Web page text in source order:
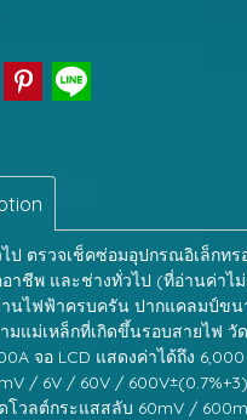
ป ตรวจเช็คซ่อมอุปกรณอิเล็กทร
าชีพ และช่างทั่วไป (ที่อ่านค่าไ
นไฟฟ้าครบครัน ปากแคลมป์ขน
แม่เหล็กที่เกิดขึ้นรอบสายไฟ วั
จอ LCD แสดงค่าได้ถึง
/ 6V / 60V / 600V±(0.7%+3)
โวลต์กระแสสลับ 60mV /